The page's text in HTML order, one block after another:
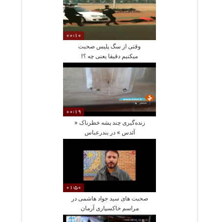
00:10
وقتی از سگ پلیس صحبت
میکنیم دقیقا یعنی چه ؟!
00:19
زنده‌گیری چند پشه خطرناک «
آئدس » در بندرعباس
01:50
صحبت های سید جواد هاشمی در
مراسم خاکسپاری آرمان
عبدالعالی